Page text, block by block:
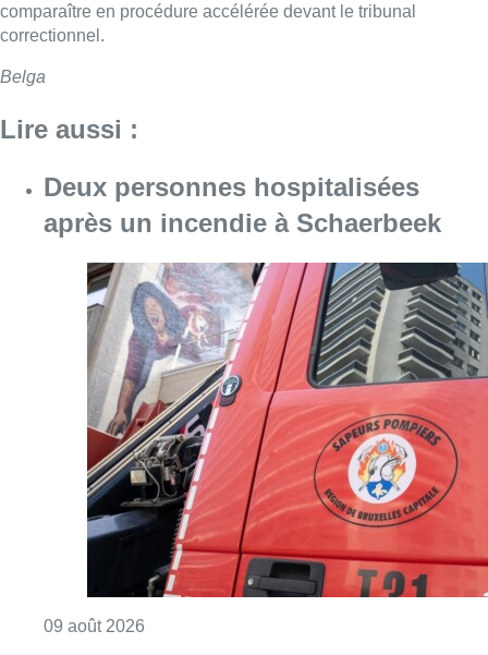
comparaître en procédure accélérée devant le tribunal
correctionnel.
Belga
Lire aussi :
Deux personnes hospitalisées
après un incendie à Schaerbeek
09 août 2026